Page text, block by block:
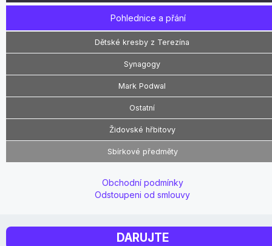
Pohlednice a přání
Dětské kresby z Terezína
Synagogy
Mark Podwal
Ostatní
Židovské hřbitovy
Sbírkové předměty
Obchodní podmínky
Odstoupeni od smlouvy
DARUJTE